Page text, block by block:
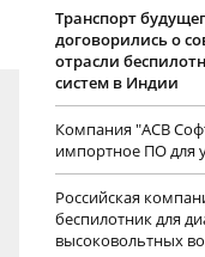
Транспорт
договорились о
отрасли
систем в Индии
Компания "АСВ
импортное ПО для
Российская
беспилотник для
высоковольтных